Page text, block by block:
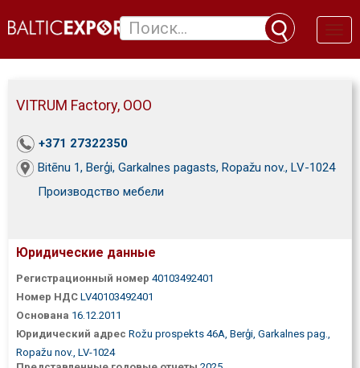
VITRUM Factory, ООО
+371 27322350
Bitēnu 1, Berģi, Garkalnes pagasts, Ropažu nov., LV-1024
Производство мебели
Юридические данные
Регистрационный номер 40103492401
Номер НДС LV40103492401
Основана 16.12.2011
Юридический адрес Rožu prospekts 46A, Berģi, Garkalnes pag.,
Ropažu nov., LV-1024